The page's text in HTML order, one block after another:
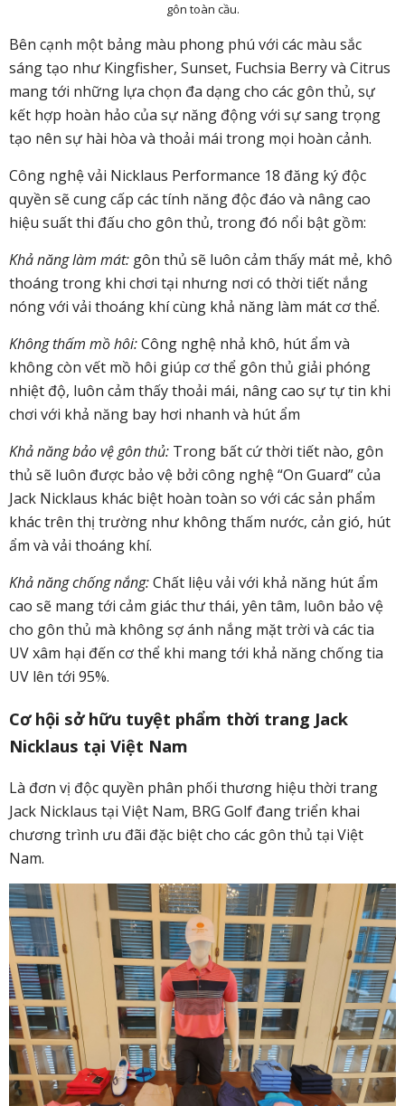
gôn toàn cầu.
Bên cạnh một bảng màu phong phú với các màu sắc
sáng tạo như Kingfisher, Sunset, Fuchsia Berry và Citrus
mang tới những lựa chọn đa dạng cho các gôn thủ, sự
kết hợp hoàn hảo của sự năng động với sự sang trọng
tạo nên sự hài hòa và thoải mái trong mọi hoàn cảnh.
Công nghệ vải Nicklaus Performance 18 đăng ký độc
quyền sẽ cung cấp các tính năng độc đáo và nâng cao
hiệu suất thi đấu cho gôn thủ, trong đó nổi bật gồm:
Khả năng làm mát: gôn thủ sẽ luôn cảm thấy mát mẻ, khô
thoáng trong khi chơi tại nhưng nơi có thời tiết nắng
nóng với vải thoáng khí cùng khả năng làm mát cơ thể.
Không thấm mồ hôi:Công nghệ nhả khô, hút ẩm và
không còn vết mồ hôi giúp cơ thể gôn thủ giải phóng
nhiệt độ, luôn cảm thấy thoải mái, nâng cao sự tự tin khi
chơi với khả năng bay hơi nhanh và hút ẩm
Khả năng bảo vệ gôn thủ: Trong bất cứ thời tiết nào, gôn
thủ sẽ luôn được bảo vệ bởi công nghệ “On Guard” của
Jack Nicklaus khác biệt hoàn toàn so với các sản phẩm
khác trên thị trường như không thấm nước, cản gió, hút
ẩm và vải thoáng khí.
Khả năng chống nắng:Chất liệu vải với khả năng hút ẩm
cao sẽ mang tới cảm giác thư thái, yên tâm, luôn bảo vệ
cho gôn thủ mà không sợ ánh nắng mặt trời và các tia
UV xâm hại đến cơ thể khi mang tới khả năng chống tia
UV lên tới 95%.
Cơ hội sở hữu tuyệt phẩm thời trang Jack
Nicklaus tại Việt Nam
Là đơn vị độc quyền phân phối thương hiệu thời trang
Jack Nicklaus tại Việt Nam, BRG Golf đang triển khai
chương trình ưu đãi đặc biệt cho các gôn thủ tại Việt
Nam.